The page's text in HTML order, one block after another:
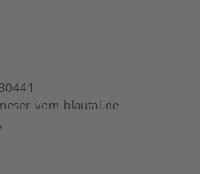
vom-blautal.de